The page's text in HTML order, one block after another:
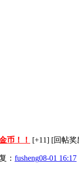
币！！ [+11] [回帖奖
： fusheng08-01 16:17